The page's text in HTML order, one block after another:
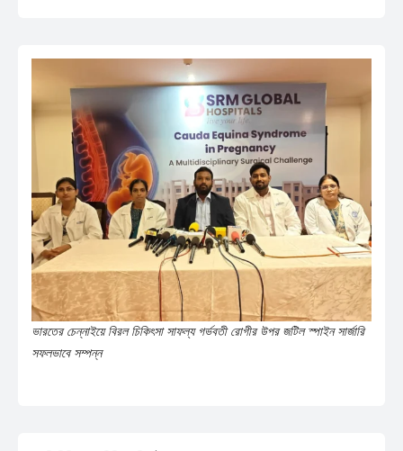
ভারতের চেন্নাইয়ে বিরল চিকিৎসা সাফল্য গর্ভবতী রোগীর উপর জটিল স্পাইন সার্জারি
সফলভাবে সম্পন্ন